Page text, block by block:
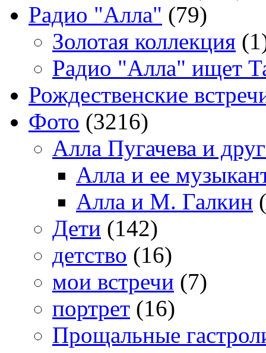
Радио "Алла" (79)
Золотая коллекция
Радио "Алла" ищет
Рождественские
Фото (3216)
Алла Пугачева и
Алла и ее
Алла и М. Галкин
Дети (142)
детство (16)
мои встречи (7)
портрет (16)
Прощальные